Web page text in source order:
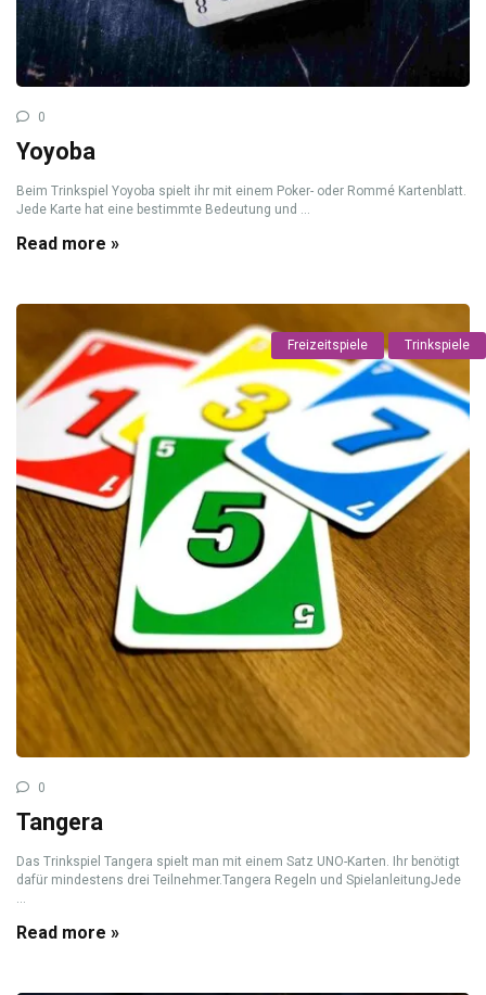
0
Yoyoba
Beim Trinkspiel Yoyoba spielt ihr mit einem Poker- oder Rommé Kartenblatt.
Jede Karte hat eine bestimmte Bedeutung und ...
Read more »
Freizeitspiele Trinkspiele
0
Tangera
Das Trinkspiel Tangera spielt man mit einem Satz UNO-Karten. Ihr benötigt
dafür mindestens drei Teilnehmer.Tangera Regeln und SpielanleitungJede
...
Read more »